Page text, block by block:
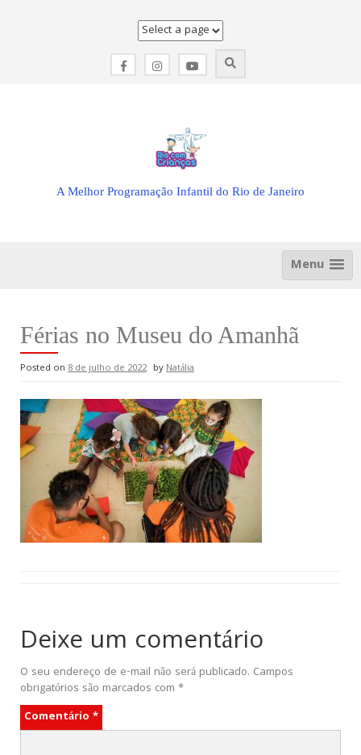
A Melhor Programação Infantil do Rio de Janeiro
Menu
Férias no Museu do Amanhã
Posted on 8 de julho de 2022 byNatália
Deixe um comentário
O seu endereço de e-mail não será publicado. Campos
obrigatórios são marcados com *
Comentário *